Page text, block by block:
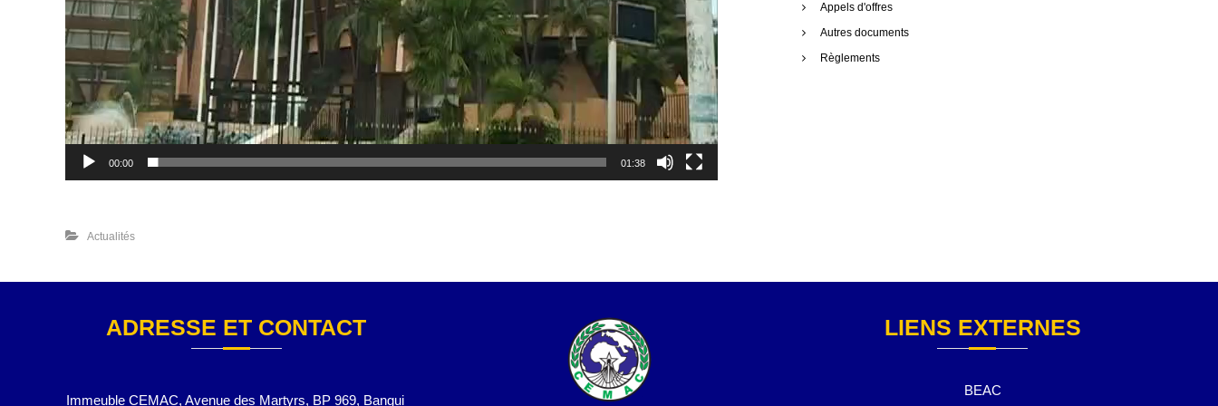
00:00 01:38
Actualités
Appels d'offres
Autres documents
Règlements
ADRESSE ET CONTACT
Immeuble CEMAC, Avenue des Martyrs, BP 969, Bangui
LIENS EXTERNES
BEAC